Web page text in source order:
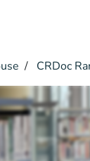
CRDoc